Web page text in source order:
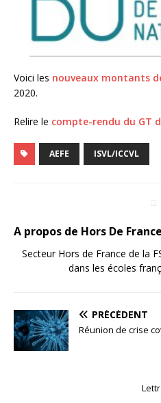
Voici les nouveaux montants de
2020.
Relire le compte-rendu du GT
AEFE ISVL/ICCVL
A propos de Hors De France
Secteur Hors de France de la
dans les écoles
PRÉCÉDENT
Réunion de crise